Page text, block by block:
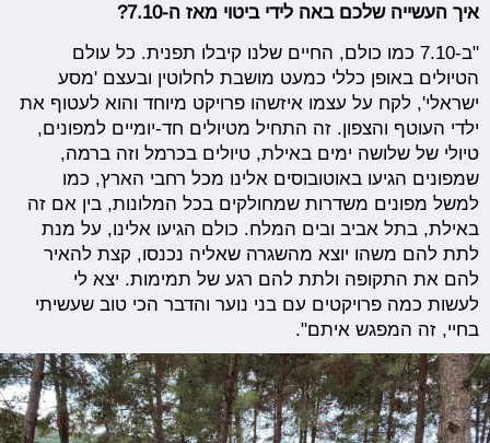
איך העשייה שלכם באה לידי ביטוי מאז ה-7.10?
"ב-7.10 כמו כולם, החיים שלנו קיבלו תפנית. כל עולם
הטיולים באופן כללי כמעט מושבת לחלוטין ובעצם 'מסע
ישראלי', לקח על עצמו איזשהו פרויקט מיוחד והוא לעטוף את
ילדי העוטף והצפון. זה התחיל מטיולים חד-יומיים למפונים,
טיולי של שלושה ימים באילת, טיולים בכרמל וזה ברמה,
שמפונים הגיעו באוטובוסים אלינו מכל רחבי הארץ, כמו
למשל מפונים משדרות שמחולקים בכל המלונות, בין אם זה
באילת, בתל אביב ובים המלח. כולם הגיעו אלינו, על מנת
לתת להם משהו יוצא מהשגרה שאליה נכנסו, קצת להאיר
להם את התקופה ולתת להם רגע של תמימות. יצא לי
לעשות כמה פרויקטים עם בני נוער והדבר הכי טוב שעשיתי
בחיי, זה המפגש איתם".